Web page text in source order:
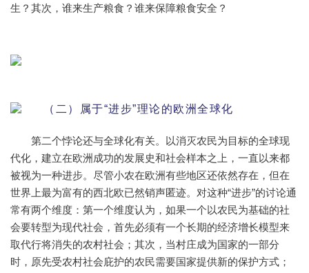
生？其次，谁来生产粮食？谁来保障粮食安全？
（二）属于“进步”理论的欧洲全球化
第二个悖论还与全球化有关。以消灭农民为目标的全球现
代化，建立在欧洲成功的发展史和社会样本之上，一直以来都
被视为一种进步。尽管小农在欧洲有些地区还依然存在，但在
世界上最为富有的西北欧已然销声匿迹。对这种“进步”的讨论通
常有两个维度：第一个维度认为，如果一个以农民为基础的社
会要转型为现代社会，首先必须有一个长期的经济增长模型来
取代行将消失的农村社会；其次，当村庄成为国家的一部分
时，原先受农村社会庇护的农民需要国家提供新的保护方式；